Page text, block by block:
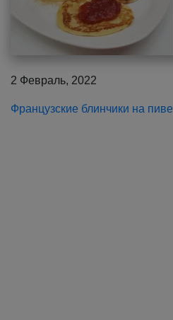
2 Февраль, 2022
Французские блинчики на пиве